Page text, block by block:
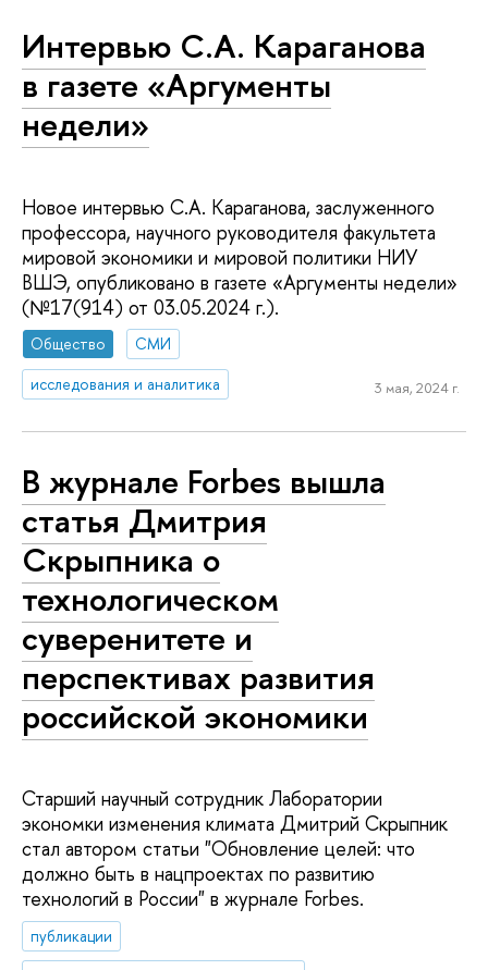
Интервью С.А. Караганова
в газете «Аргументы
недели»
Новое интервью С.А. Караганова, заслуженного
профессора, научного руководителя факультета
мировой экономики и мировой политики НИУ
ВШЭ, опубликовано в газете «Аргументы недели»
(№17(914) от 03.05.2024 г.).
Общество
СМИ
исследования и аналитика
3 мая, 2024 г.
В журнале Forbes вышла
статья Дмитрия
Скрыпника о
технологическом
суверенитете и
перспективах развития
российской экономики
Старший научный сотрудник Лаборатории
экономки изменения климата Дмитрий Скрыпник
стал автором статьи "Обновление целей: что
должно быть в нацпроектах по развитию
технологий в России" в журнале Forbes.
публикации